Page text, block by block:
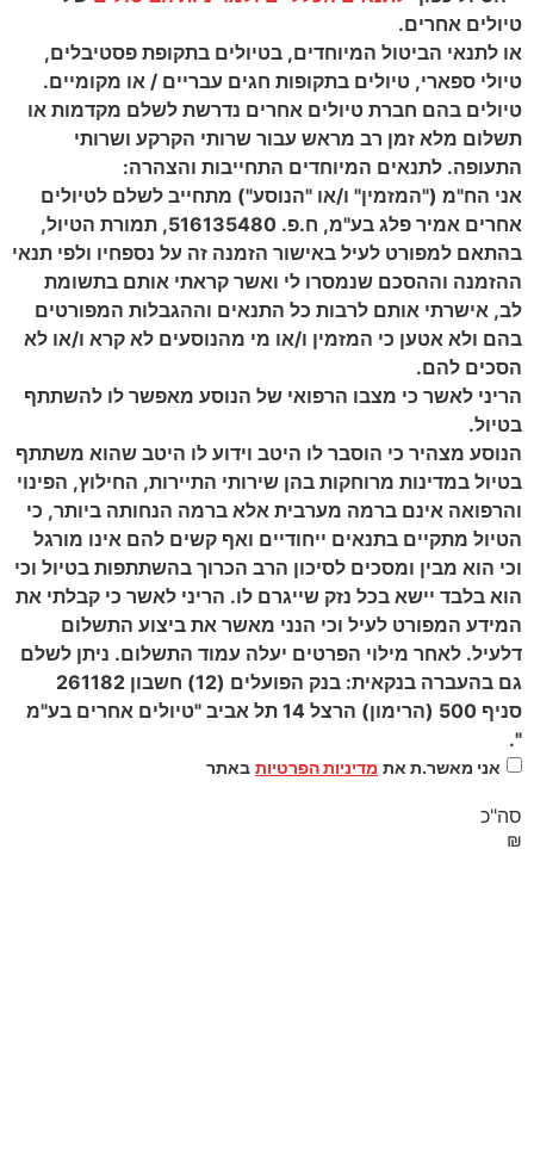
טיולים אחרים.
או לתנאי הביטול המיוחדים, בטיולים בתקופת פסטיבלים,
טיולי ספארי, טיולים בתקופות חגים עבריים / או מקומיים.
טיולים בהם חברת טיולים אחרים נדרשת לשלם מקדמות או
תשלום מלא זמן רב מראש עבור שרותי הקרקע ושרותי
התעופה. לתנאים המיוחדים התחייבות והצהרה:
אני הח"מ ("המזמין" ו/או "הנוסע") מתחייב לשלם לטיולים
אחרים אמיר פלג בע"מ, ח.פ. 516135480, תמורת הטיול,
בהתאם למפורט לעיל באישור הזמנה זה על נספחיו ולפי תנאי
ההזמנה וההסכם שנמסרו לי ואשר קראתי אותם בתשומת
לב, אישרתי אותם לרבות כל התנאים וההגבלות המפורטים
בהם ולא אטען כי המזמין ו/או מי מהנוסעים לא קרא ו/או לא
הסכים להם.
הריני לאשר כי מצבו הרפואי של הנוסע מאפשר לו להשתתף
בטיול.
הנוסע מצהיר כי הוסבר לו היטב וידוע לו היטב שהוא משתתף
בטיול במדינות מרוחקות בהן שירותי התיירות, החילוץ, הפינוי
והרפואה אינם ברמה מערבית אלא ברמה הנחותה ביותר, כי
הטיול מתקיים בתנאים ייחודיים ואף קשים להם אינו מורגל
וכי הוא מבין ומסכים לסיכון הרב הכרוך בהשתתפות בטיול וכי
הוא בלבד יישא בכל נזק שייגרם לו. הריני לאשר כי קבלתי את
המידע המפורט לעיל וכי הנני מאשר את ביצוע התשלום
דלעיל. לאחר מילוי הפרטים יעלה עמוד התשלום. ניתן לשלם
גם בהעברה בנקאית: בנק הפועלים (12) חשבון 261182
סניף 500 (הרימון) הרצל 14 תל אביב "טיולים אחרים בע"מ
".
אני מאשר.ת את מדיניות הפרטיות באתר
סה"כ
₪